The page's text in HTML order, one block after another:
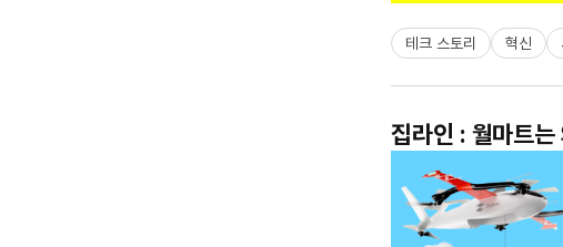
테크 스토리 혁신
집라인 : 월마트는